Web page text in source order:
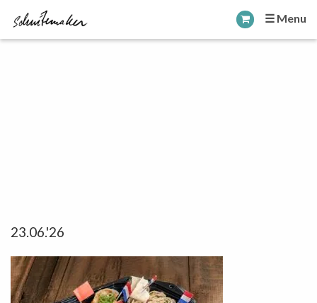
☰ Menu
23.06.'26